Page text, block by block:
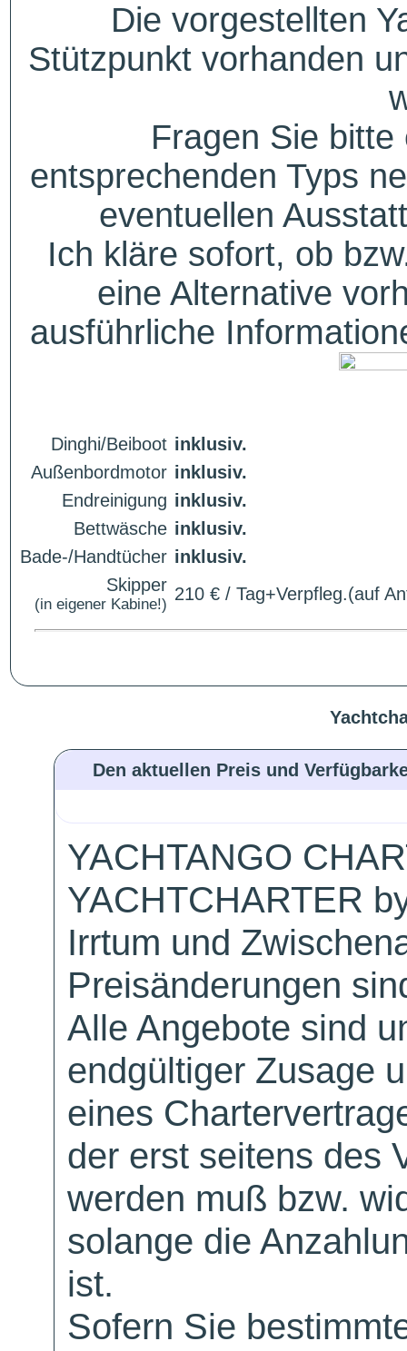
Die vorgestellten
Stützpunkt vorhanden
Fragen Sie
entsprechenden Typs
eventuellen
Ich kläre sofort, ob
eine Alternative
ausführliche
Dinghi/Beiboot inklusiv.
Außenbordmotor inklusiv.
Endreinigung inklusiv.
Bettwäsche inklusiv.
Bade-/Handtücher inklusiv.
Skipper
(in eigener Kabine!)
210 € / Tag+Verpfleg.(auf
Den aktuellen Preis und
YACHTANGO
YACHTCHARTER
Irrtum und
Preisänderungen
Alle Angebote sind
endgültiger Zusage
eines
der erst seitens des
werden muß bzw.
solange die
ist.
Sofern Sie